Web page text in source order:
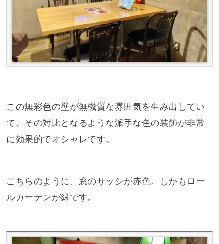
この無彩色の壁が無機質な雰囲気を生み出してい
て、その対比となるような派手な色の装飾が非常
に効果的でオシャレです。
こちらのように、窓のサッシが赤色。しかもロー
ルカーテンが緑です。